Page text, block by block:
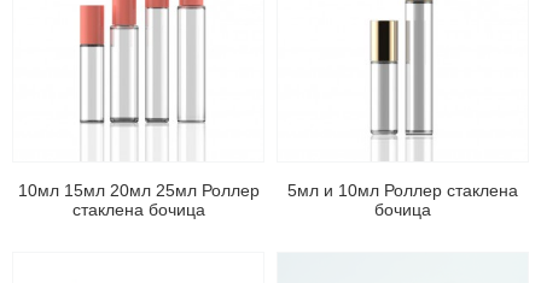
10мл 15мл 20мл 25мл Роллер
стаклена бочица
5мл и 10мл Роллер стаклена
бочица